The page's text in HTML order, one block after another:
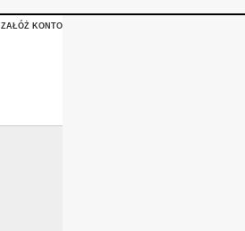
ZAŁÓŻ KONTO